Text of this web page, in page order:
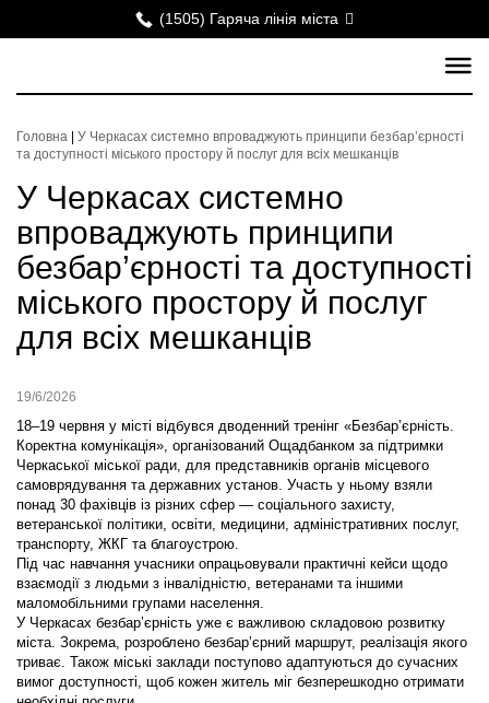
(1505) Гаряча лінія міста
Головна
У Черкасах системно впроваджують принципи безбар’єрності
та доступності міського простору й послуг для всіх мешканців
У Черкасах системно
впроваджують принципи
безбар’єрності та доступності
міського простору й послуг
для всіх мешканців
19/6/2026
18–19 червня у місті відбувся дводенний тренінг «Безбар’єрність.
Коректна комунікація», організований Ощадбанком за підтримки
Черкаської міської ради, для представників органів місцевого
самоврядування та державних установ. Участь у ньому взяли
понад 30 фахівців із різних сфер — соціального захисту,
ветеранської політики, освіти, медицини, адміністративних послуг,
транспорту, ЖКГ та благоустрою.
Під час навчання учасники опрацьовували практичні кейси щодо
взаємодії з людьми з інвалідністю, ветеранами та іншими
маломобільними групами населення.
У Черкасах безбар’єрність уже є важливою складовою розвитку
міста. Зокрема, розроблено безбар’єрний маршрут, реалізація якого
триває. Також міські заклади поступово адаптуються до сучасних
вимог доступності, щоб кожен житель міг безперешкодно отримати